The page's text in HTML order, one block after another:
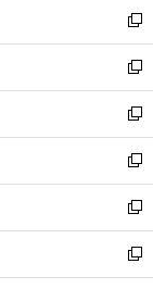
ド
ウ
で
開
く
ィ
ン
ド
ウ
で
開
く
い
ウ
ィ
ン
ド
ウ
で
開
く
新
し
い
ウ
ィ
ン
ド
ウ
で
開
く
新
し
い
ウ
ィ
ン
ド
ウ
で
開
新
し
い
ウ
ィ
ン
ド
ウ
新
し
い
ウ
ィ
ン
新
し
い
ウ
新
し